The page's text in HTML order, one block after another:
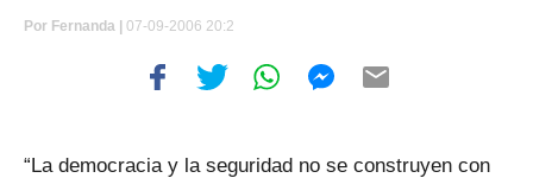
Por Fernanda | 07-09-2006 20:2
“La democracia y la seguridad no se construyen con